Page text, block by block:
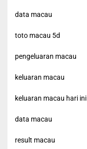
data macau
toto macau 5d
pengeluaran macau
keluaran macau
keluaran macau hari ini
data macau
result macau